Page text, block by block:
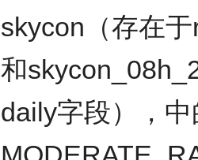
skycon（存在
和
daily字段），